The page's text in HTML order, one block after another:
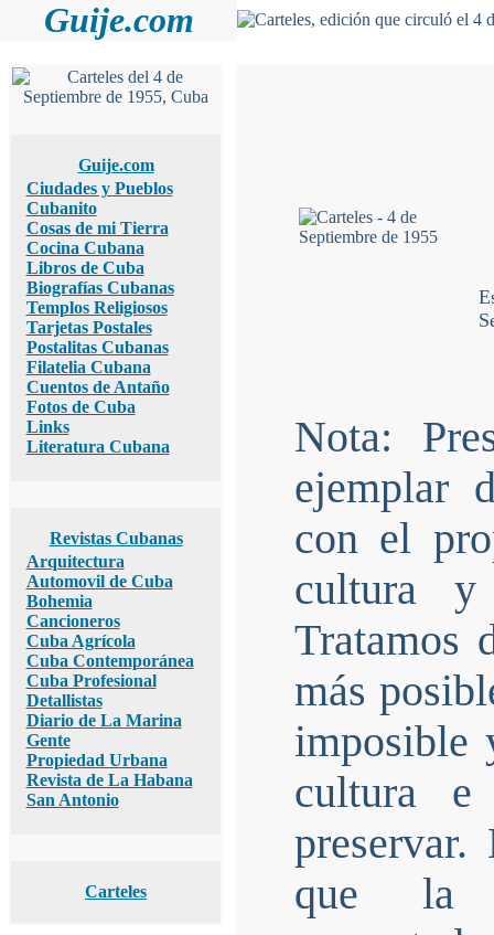
Guije.com
Guije.com
Ciudades y Pueblos
Cubanito
Cosas de mi Tierra
Cocina Cubana
Libros de Cuba
Biografías Cubanas
Templos Religiosos
Tarjetas Postales
Postalitas Cubanas
Filatelia Cubana
Cuentos de Antaño
Fotos de Cuba
Links
Literatura Cubana
Revistas Cubanas
Arquitectura
Automovil de Cuba
Bohemia
Cancioneros
Cuba Agrícola
Cuba Contemporánea
Cuba Profesional
Detallistas
Diario de La Marina
Gente
Propiedad Urbana
Revista de La Habana
San Antonio
Carteles
Nota:
ejemplar
con el
cultura y
Tratamos
más
imposible
cultura e
que la